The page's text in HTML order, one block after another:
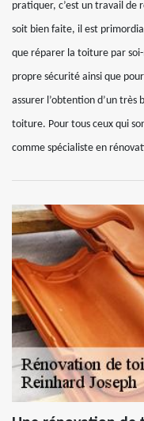
pratiquer, c’est un travail
soit bien faite, il est
que réparer la toiture par
propre sécurité ainsi que
assurer l’obtention d’un
toiture. Pour tous ceux qui
comme spécialiste en